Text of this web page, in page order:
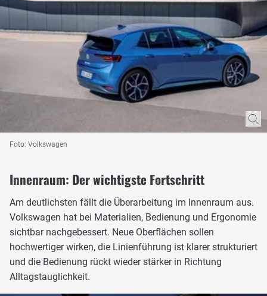
Foto: Volkswagen
Innenraum: Der wichtigste Fortschritt
Am deutlichsten fällt die Überarbeitung im Innenraum aus.
Volkswagen hat bei Materialien, Bedienung und Ergonomie
sichtbar nachgebessert. Neue Oberflächen sollen
hochwertiger wirken, die Linienführung ist klarer strukturiert
und die Bedienung rückt wieder stärker in Richtung
Alltagstauglichkeit.